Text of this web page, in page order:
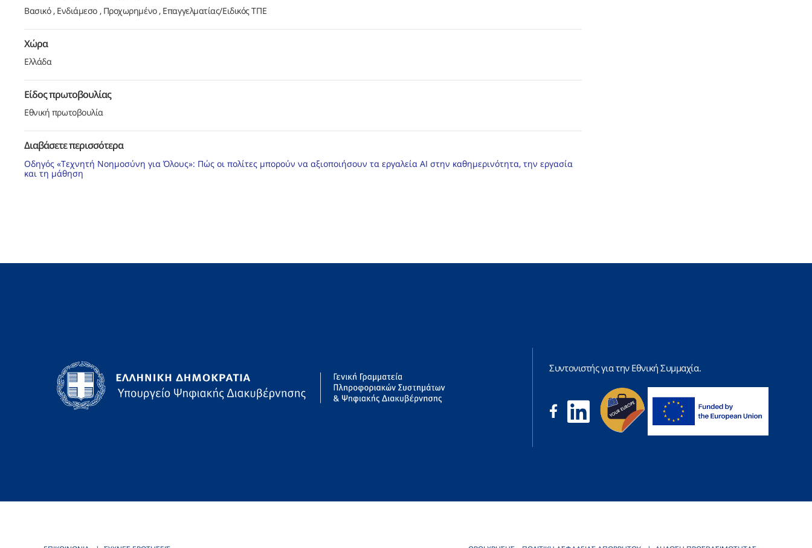
Βασικό Ενδιάμεσο Προχωρημένο Επαγγελματίας/Ειδικός ΤΠΕ
Χώρα
Ελλάδα
Είδος πρωτοβουλίας
Εθνική πρωτοβουλία
Διαβάσετε περισσότερα
Οδηγός «Τεχνητή Νοημοσύνη για Όλους»: Πώς οι πολίτες μπορούν να αξιοποιήσουν τα εργαλεία AI στην καθημερινότητα, την εργασία
και τη μάθηση
Συντονιστής για την Εθνική Συμμαχία.